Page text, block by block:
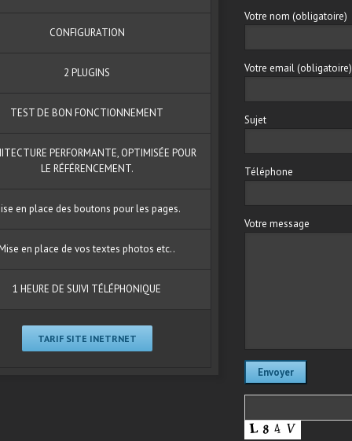
CONFIGURATION
2 PLUGINS
TEST DE BON FONCTIONNEMENT
PERFORMANTE, OPTIMISÉE POUR
LE RÉFÉRENCEMENT.
en place des boutons pour les pages.
en place de vos textes photos etc..
1 HEURE DE SUIVI TÉLÉPHONIQUE
TARIF SITE INETRNET
Votre nom (obligatoire)
Votre email (obligatoire)
Sujet
Téléphone
Votre message